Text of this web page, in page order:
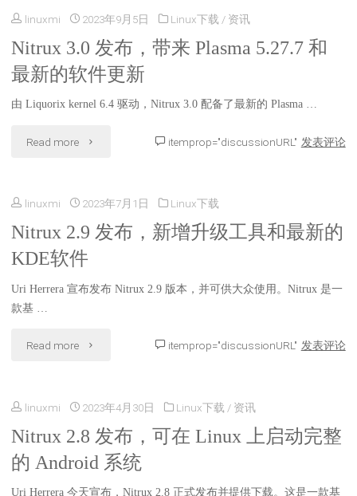
linuxmi 2023年9月5日 Linux下载 / 资讯
Nitrux 3.0 发布，带来 Plasma 5.27.7 和
最新的软件更新
由 Liquorix kernel 6.4 驱动，Nitrux 3.0 配备了最新的 Plasma …
Read more "Nitrux
发
布，
带
最
新
的
itemprop="discussionURL" 发表评论
linuxmi 2023年7月1日 Linux下载
Nitrux 2.9 发布，新增升级工具和最新的
KDE软件
Uri Herrera 宣布发布 Nitrux 2.9 版本，并可供大众使用。Nitrux 是一
款基 …
Read more "Nitrux
发
布，
新
itemprop="discussionURL" 发表评论
linuxmi 2023年4月30日 Linux下载 / 资讯
Nitrux 2.8 发布，可在 Linux 上启动完整
的 Android 系统
Uri Herrera 今天宣布，Nitrux 2.8 正式发布并提供下载。这是一款基